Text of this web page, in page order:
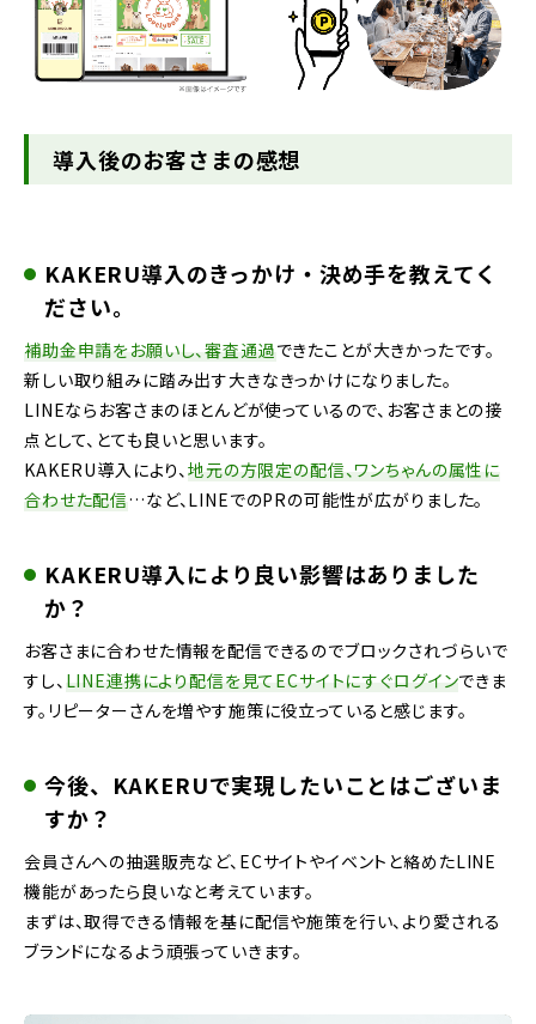
導入後のお客さまの感想
KAKERU導入のきっかけ・決め手を教えてく
ださい。
補助金申請をお願いし、審査通過できたことが大きかったです。
新しい取り組みに踏み出す大きなきっかけになりました。
LINEならお客さまのほとんどが使っているので、お客さまとの接
点として、とても良いと思います。
KAKERU導入により、地元の方限定の配信、ワンちゃんの属性に
合わせた配信…など、LINEでのPRの可能性が広がりました。
KAKERU導入により良い影響はありました
か？
お客さまに合わせた情報を配信できるのでブロックされづらいで
すし、 LINE連携により配信を見てECサイトにすぐログインできま
す。リピーターさんを増やす施策に役立っていると感じます。
今後、KAKERUで実現したいことはございま
すか？
会員さんへの抽選販売など、ECサイトやイベントと絡めたLINE
機能があったら良いなと考えています。
まずは、取得できる情報を基に配信や施策を行い、より愛される
ブランドになるよう頑張っていきます。